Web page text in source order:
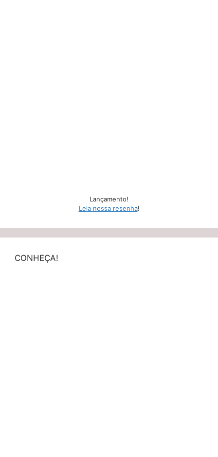
Lançamento!
Leia nossa resenha!
CONHEÇA!